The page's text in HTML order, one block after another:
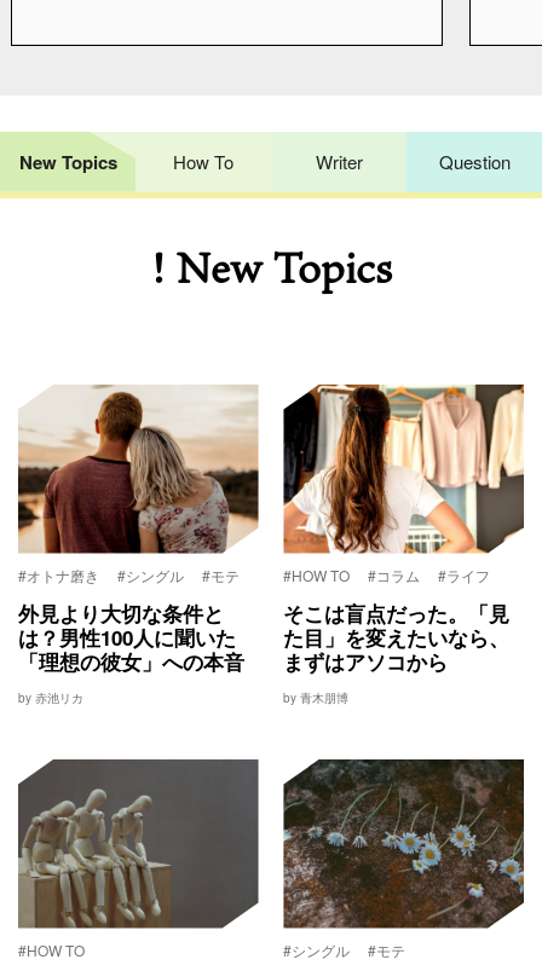
New Topics How To Writer Question
! New Topics
#オトナ磨き #シングル #モテ
外見より大切な条件と
は？男性100人に聞いた
「理想の彼女」への本音
by 赤池リカ
#HOW TO #コラム #ライフ
そこは盲点だった。「見
た目」を変えたいなら、
まずはアソコから
by 青木朋博
#HOW TO #シングル #モテ